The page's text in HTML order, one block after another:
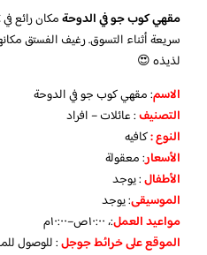
مقهي كوب جو في الدوحة
سريعة أثناء التسوق. رغيف الفستق
لذيذه 😍
الاسم: مقهي كوب جو في الدوحة
التصنيف: عائلات – افراد
النوع :كافيه
الأسعار:معقولة
الأطفال:يوجد
الموسيقى:يوجد
مواعيد العمل:، ١٠:٠٠ص–١٠:٠٠م
الموقع على خرائط جوجل: للوصول